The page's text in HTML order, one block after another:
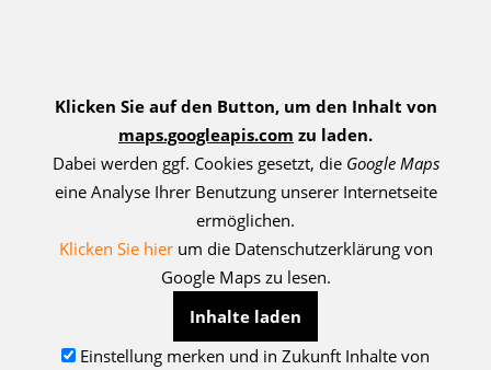
Klicken Sie auf den Button, um den Inhalt von
maps.googleapis.com zu laden.
Dabei werden ggf. Cookies gesetzt, die Google Maps
eine Analyse Ihrer Benutzung unserer Internetseite
ermöglichen.
Klicken Sie hierum die Datenschutzerklärung von
Google Maps zu lesen.
Inhalte laden
Einstellung merken und in Zukunft Inhalte von